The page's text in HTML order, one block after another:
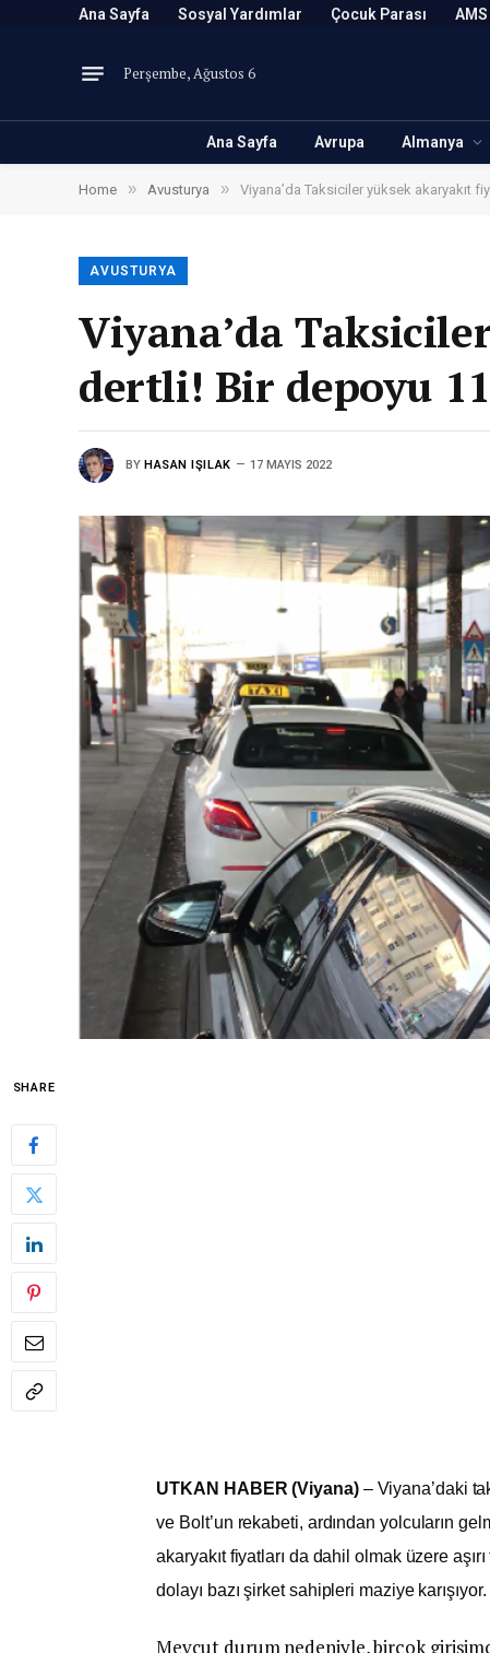
Ana Sayfa Sosyal Yardımlar Çocuk Parası AMS
Perşembe, Ağustos 6
Ana Sayfa Avrupa Almanya
Home » Avusturya » Viyana’da Taksiciler yüksek akaryakıt
AVUSTURYA
Viyana’da
dertli! Bir depoyu
BY HASAN IŞILAK 17 MAYIS 2022
SHARE
UTKAN HABER (Viyana) – Viyana’daki
ve Bolt’un rekabeti, ardından yolcuların
akaryakıt fiyatları da dahil olmak üzere
dolayı bazı şirket sahipleri maziye karışıyor.
Mevcut durum nedeniyle, birçok